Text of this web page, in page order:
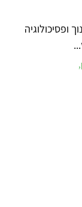
ופסיכולוגיה